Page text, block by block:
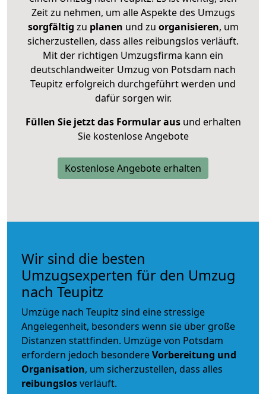
Zeit zu nehmen, um alle Aspekte des Umzugs
sorgfältig zu planen und zu organisieren, um
sicherzustellen, dass alles reibungslos verläuft.
Mit der richtigen Umzugsfirma kann ein
deutschlandweiter Umzug von Potsdam nach
Teupitz erfolgreich durchgeführt werden und
dafür sorgen wir.
Füllen Sie jetzt das Formular ausund erhalten
Sie kostenlose Angebote
Kostenlose Angebote erhalten
Wir sind die besten
Umzugsexperten für den Umzug
nach Teupitz
Umzüge nach Teupitz sind eine stressige
Angelegenheit, besonders wenn sie über große
Distanzen stattfinden. Umzüge von Potsdam
erfordern jedoch besondereVorbereitung und
Organisation, um sicherzustellen, dass alles
reibungslosverläuft.